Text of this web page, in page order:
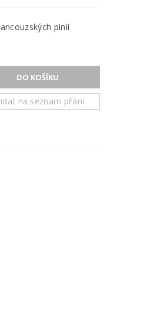
pinií
na seznam přání